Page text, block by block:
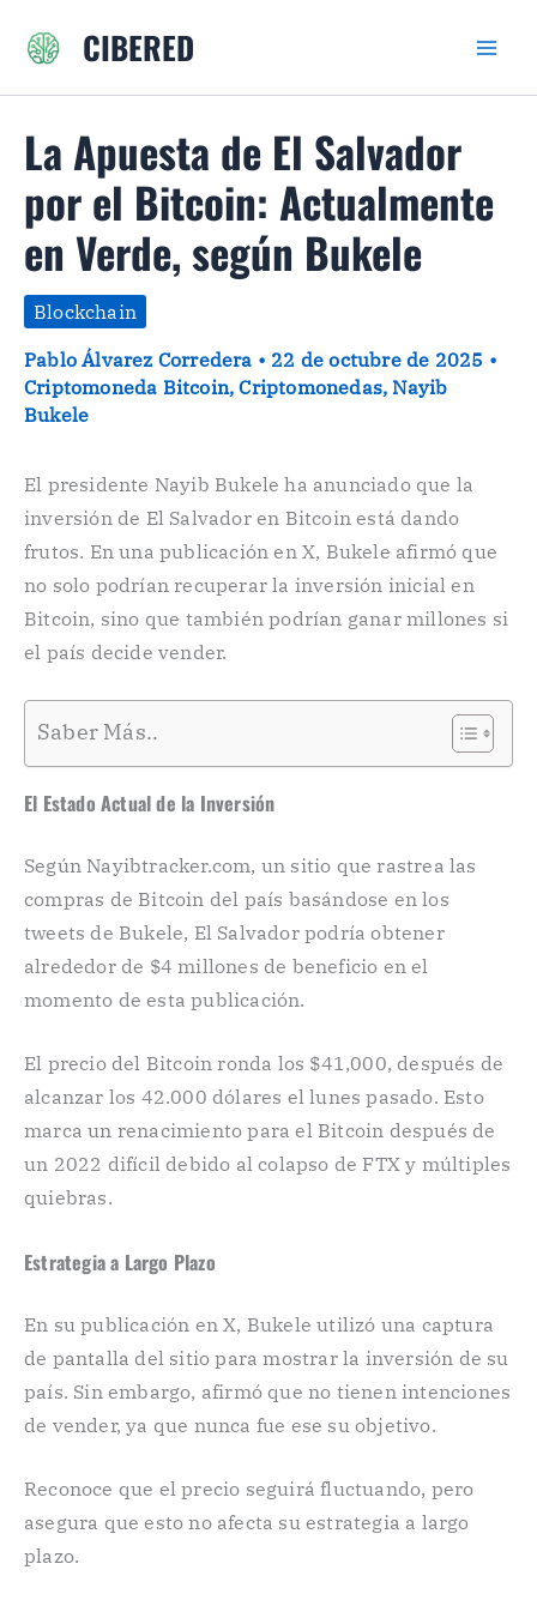
CIBERED
La Apuesta de El Salvador
por el Bitcoin: Actualmente
en Verde, según Bukele
Blockchain
Pablo Álvarez Corredera • 22 de octubre de 2025 •
Criptomoneda Bitcoin,Criptomonedas,Nayib
Bukele
El presidente Nayib Bukele ha anunciado que la
inversión de El Salvador en Bitcoin está dando
frutos. En una publicación en X, Bukele afirmó que
no solo podrían recuperar la inversión inicial en
Bitcoin, sino que también podrían ganar millones si
el país decide vender.
Saber Más..
El Estado Actual de la Inversión
Según Nayibtracker.com, un sitio que rastrea las
compras de Bitcoin del país basándose en los
tweets de Bukele, El Salvador podría obtener
alrededor de $4 millones de beneficio en el
momento de esta publicación.
El precio del Bitcoin ronda los $41,000, después de
alcanzar los 42.000 dólares el lunes pasado. Esto
marca un renacimiento para el Bitcoin después de
un 2022 difícil debido al colapso de FTX y múltiples
quiebras.
Estrategia a Largo Plazo
En su publicación en X, Bukele utilizó una captura
de pantalla del sitio para mostrar la inversión de su
país. Sin embargo, afirmó que no tienen intenciones
de vender, ya que nunca fue ese su objetivo.
Reconoce que el precio seguirá fluctuando, pero
asegura que esto no afecta su estrategia a largo
plazo.